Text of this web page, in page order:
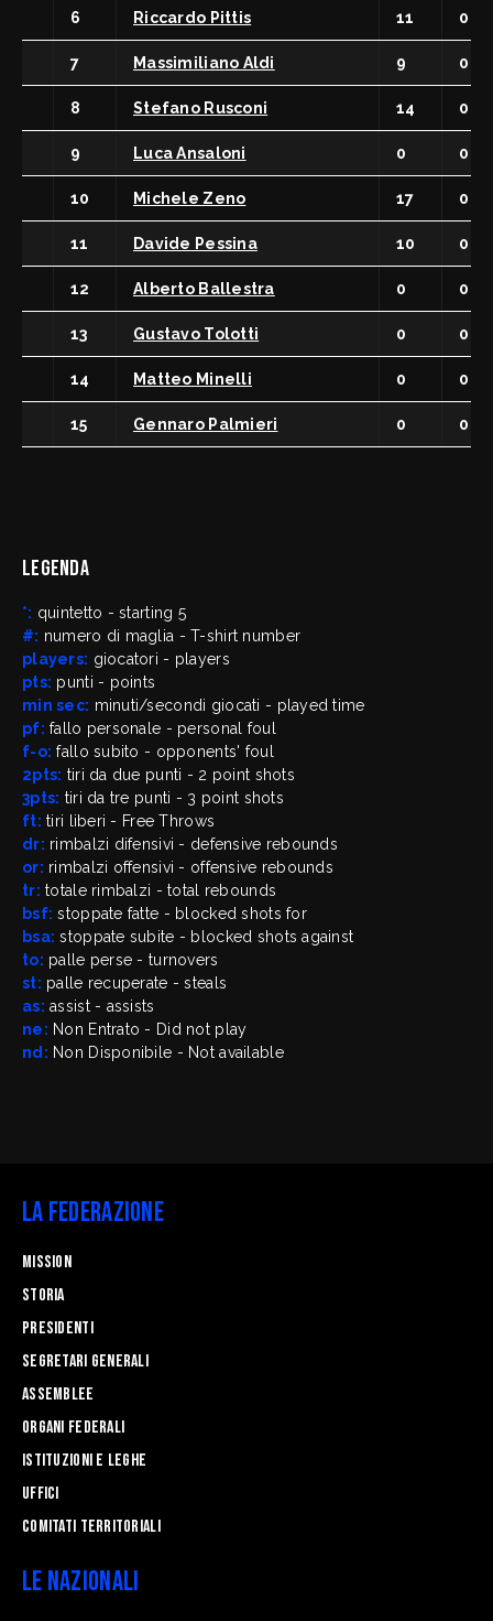
6 Riccardo Pittis 11 0 0
7 Massimiliano Aldi 9 0 0
8 Stefano Rusconi 14 0 0
9 Luca Ansaloni 0 0 0
10 Michele Zeno 17 0 0
11 Davide Pessina 10 0 0
12 Alberto Ballestra 0 0 0
13 Gustavo Tolotti 0 0 0
14 Matteo Minelli 0 0 0
15 Gennaro Palmieri 0 0 0
Legenda
*: quintetto - starting 5
#: numero di maglia - T-shirt number
players: giocatori - players
pts: punti - points
min sec: minuti/secondi giocati - played time
pf: fallo personale - personal foul
f-o: fallo subito - opponents' foul
2pts: tiri da due punti - 2 point shots
3pts: tiri da tre punti - 3 point shots
ft: tiri liberi - Free Throws
dr: rimbalzi difensivi - defensive rebounds
or: rimbalzi offensivi - offensive rebounds
tr: totale rimbalzi - total rebounds
bsf: stoppate fatte - blocked shots for
bsa: stoppate subite - blocked shots against
to: palle perse - turnovers
st: palle recuperate - steals
as: assist - assists
ne: Non Entrato - Did not play
nd: Non Disponibile - Not available
La Federazione
Mission
STORIA
Presidenti
Segretari generali
Assemblee
Organi federali
Istituzioni e leghe
Uffici
Comitati Territoriali
Le Nazionali